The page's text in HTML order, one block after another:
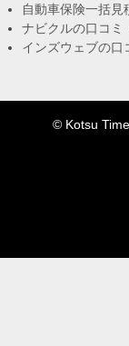
自動車保険一括
ナビクルの口コミ
インズウェブの口
© Kotsu